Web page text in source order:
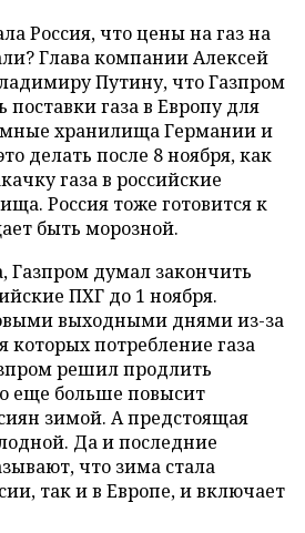
Россия, что цены на газ на
Глава компании Алексей
Путину, что Газпром
газа в Европу для
хранилища Германии и
делать после 8 ноября, как
газа в российские
Россия тоже готовится к
быть морозной.
Газпром думал закончить
ПХГ до 1 ноября.
выходными днями из-за
потребление газа
решил продлить
еще больше повысит
зимой. А предстоящая
Да и последние
что зима стала
так и в Европе, и включает